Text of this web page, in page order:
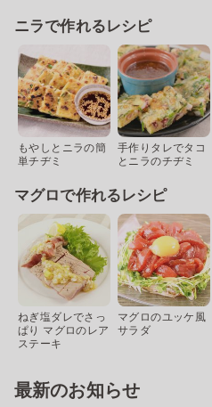
ニラで作れるレシピ
もやしとニラの簡
単チヂミ
手作りタレでタコ
とニラのチヂミ
マグロで作れるレシピ
ねぎ塩ダレでさっ
ぱり マグロのレア
ステーキ
マグロのユッケ風
サラダ
最新のお知らせ